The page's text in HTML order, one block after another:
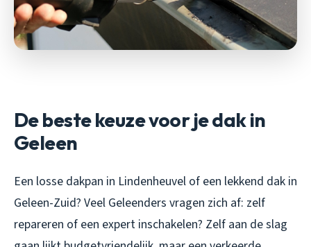
De beste keuze voor je dak in
Geleen
Een losse dakpan in Lindenheuvel of een lekkend dak in
Geleen-Zuid? Veel Geleenders vragen zich af: zelf
repareren of een expert inschakelen? Zelf aan de slag